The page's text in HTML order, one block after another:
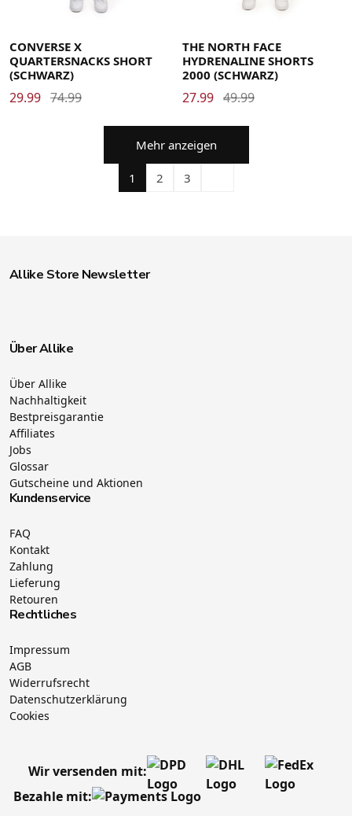
CONVERSE X
QUARTERSNACKS SHORT
(SCHWARZ)
29.99 74.99
THE NORTH FACE
HYDRENALINE SHORTS
2000 (SCHWARZ)
27.99 49.99
Mehr anzeigen
1 2 3
Allike Store Newsletter
Über Allike
Über Allike
Nachhaltigkeit
Bestpreisgarantie
Affiliates
Jobs
Glossar
Gutscheine und Aktionen
Kundenservice
FAQ
Kontakt
Zahlung
Lieferung
Retouren
Rechtliches
Impressum
AGB
Widerrufsrecht
Datenschutzerklärung
Cookies
Wir versenden mit:
Bezahle mit: